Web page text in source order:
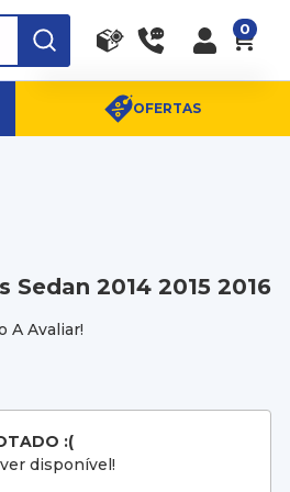
Canais de Atendimento
(11) 96359-6656
SAC:(11) 4003-0880
0
OFERTAS
2014 2015 2016
A Avaliar!
:(
disponível!